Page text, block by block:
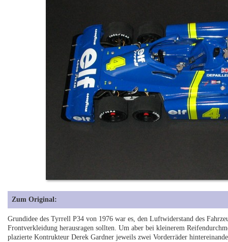
Zum Original:
Grundidee des Tyrrell P34 von 1976 war es, den Luftwiderstand des
Frontverkleidung herausragen sollten. Um aber bei kleinerem
plazierte Kontrukteur Derek Gardner jeweils zwei Vorderräder